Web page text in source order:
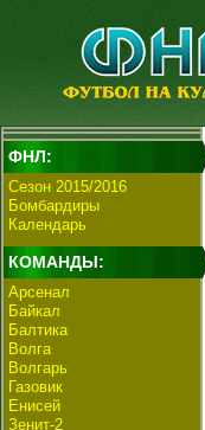
ФНЛ:
Сезон 2015/2016
Бомбардиры
Календарь
КОМАНДЫ:
Арсенал
Байкал
Балтика
Волга
Волгарь
Газовик
Енисей
Зенит-2